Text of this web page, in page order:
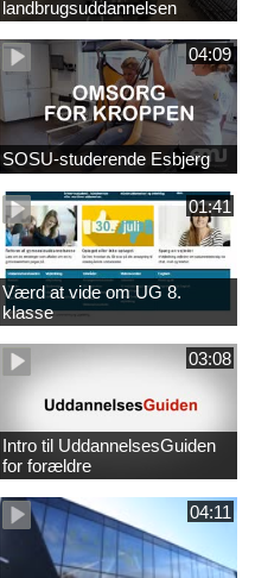
landbrugsuddannelsen
04:09
SOSU-studerende Esbjerg
01:41
Værd at vide om UG 8.
klasse
03:08
Intro til UddannelsesGuiden
for forældre
04:11